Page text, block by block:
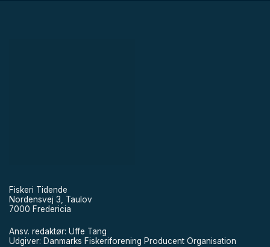
Fiskeri Tidende
Nordensvej 3, Taulov
7000 Fredericia
Ansv. redaktør: Uffe Tang
Udgiver: Danmarks Fiskeriforening Producent Organisation